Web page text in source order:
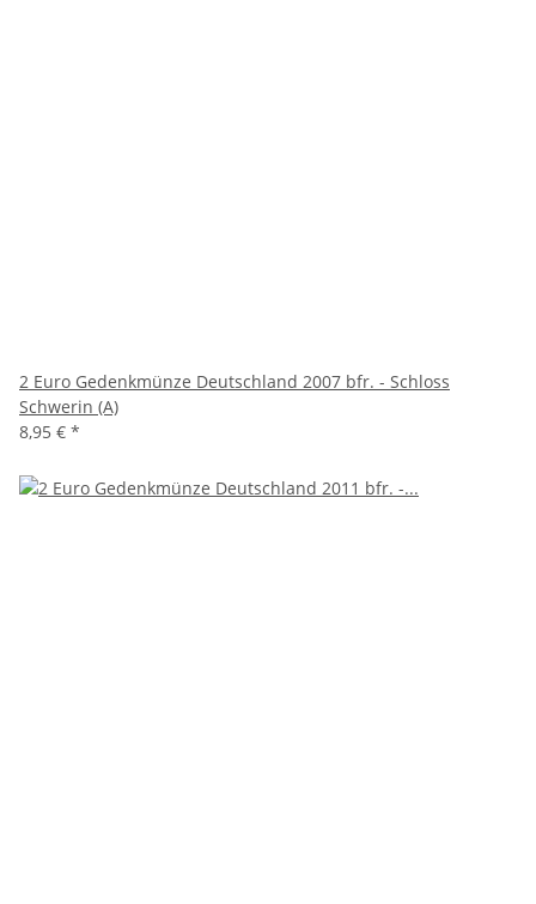
2 Euro Gedenkmünze Deutschland 2007 bfr. - Schloss
Schwerin (A)
8,95 € *